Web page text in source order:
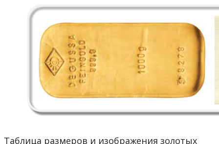
Таблица размеров и изображения золотых